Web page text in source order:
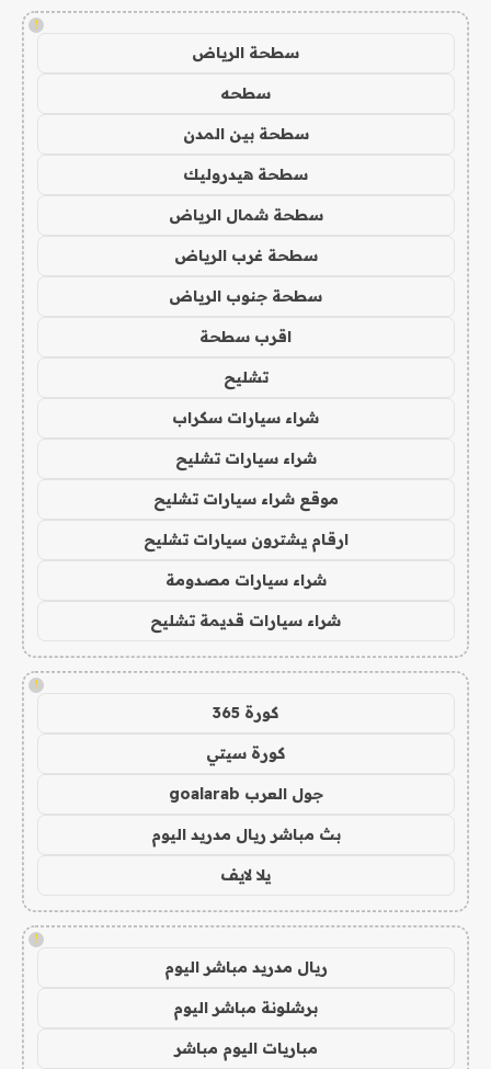
!
سطحة الرياض
سطحه
سطحة بين المدن
سطحة هيدروليك
سطحة شمال الرياض
سطحة غرب الرياض
سطحة جنوب الرياض
اقرب سطحة
تشليح
شراء سيارات سكراب
شراء سيارات تشليح
موقع شراء سيارات تشليح
ارقام يشترون سيارات تشليح
شراء سيارات مصدومة
شراء سيارات قديمة تشليح
!
كورة 365
كورة سيتي
جول العرب goalarab
بث مباشر ريال مدريد اليوم
يلا لايف
!
ريال مدريد مباشر اليوم
برشلونة مباشر اليوم
مباريات اليوم مباشر